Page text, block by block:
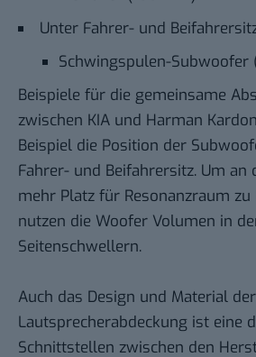
Unter Fahrer- und
Schwingspulen-
Beispiele für die gemeinsame
zwischen KIA und Harman
Beispiel die Position der
Fahrer- und Beifahrersitz. Um an
mehr Platz für Resonanzraum
nutzen die Woofer Volumen in
Seitenschwellern.
Auch das Design und Material der
Lautsprecherabdeckung ist eine
Schnittstellen zwischen den